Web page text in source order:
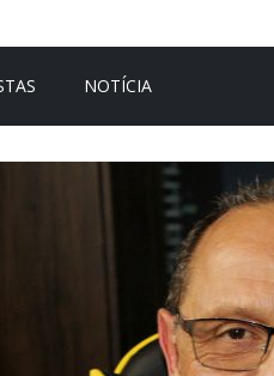
NOTÍCIA